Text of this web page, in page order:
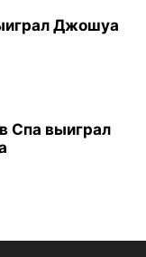
Джошуа
Спа выиграл